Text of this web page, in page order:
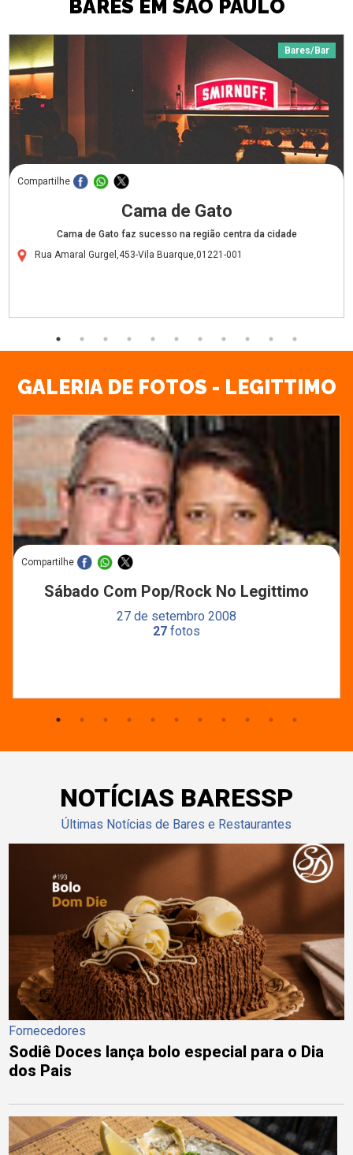
BARES EM SÃO PAULO
Bares/Bar
Compartilhe
Cama de Gato
Cama de Gato faz sucesso na região centra da cidade
Rua Amaral Gurgel,453-Vila Buarque,01221-001
GALERIA DE FOTOS - LEGITTIMO
Compartilhe
Sábado Com Pop/rock No Legittimo
27 de setembro 2008
27 fotos
NOTÍCIAS BARESSP
Últimas Notícias de Bares e Restaurantes
Fornecedores
Sodiê Doces lança bolo especial para o Dia
dos Pais